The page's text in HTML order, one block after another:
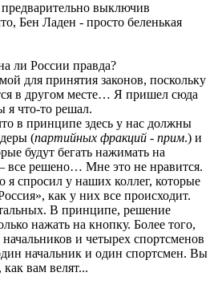
выключив
Бен Ладен - просто беленькая
ли России правда?
для принятия законов, поскольку
в другом месте… Я пришел сюда
что-то решал.
в принципе здесь у нас должны
(партийных фракций - прим.) и
будут бегать нажимать на
решено… Мне это не нравится.
я спросил у наших коллег, которые
как у них все происходит.
В принципе, решение
нажать на кнопку. Более того,
и четырех спортсменов
начальник и один спортсмен. Вы
вам велят...